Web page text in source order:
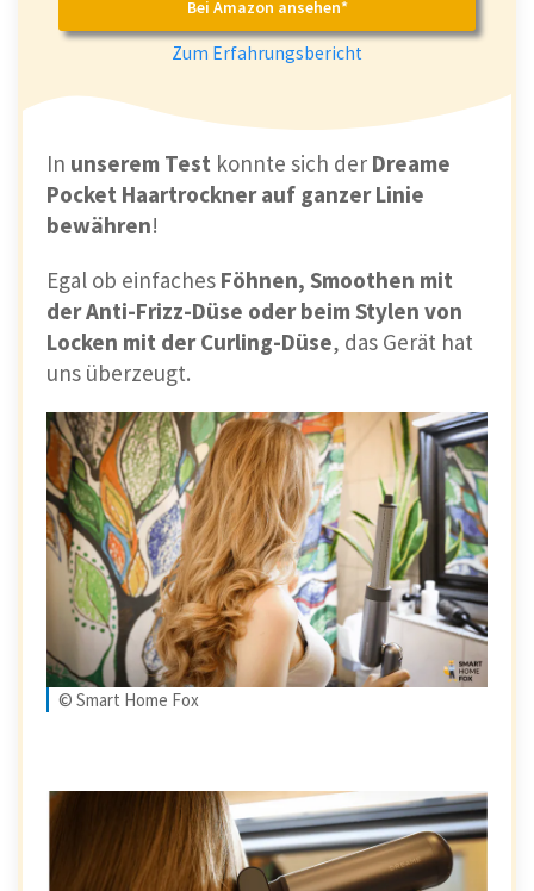
Bei Amazon ansehen*
Zum Erfahrungsbericht
In unserem Test konnte sich der Dreame
Pocket Haartrockner auf ganzer Linie
bewähren!
Egal ob einfaches Föhnen, Smoothen mit
der Anti-Frizz-Düse oder beim Stylen von
Locken mit der Curling-Düse, das Gerät hat
uns überzeugt.
© Smart Home Fox